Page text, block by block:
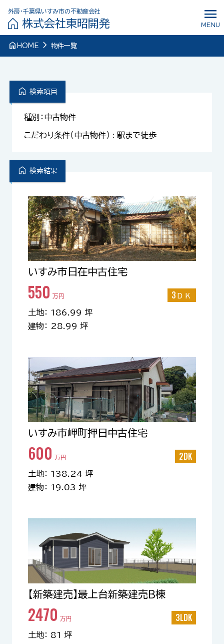
外房・千葉県いすみ市の不動産会社
株式会社東昭開発 menu
MENU
home HOME navigate_next 物件一覧
home 検索項目
種別：中古物件
こだわり条件（中古物件） : 駅まで徒歩
home 検索結果
いすみ市日在中古住宅
550 万円 3ＤＫ
土地： 186.99 坪
建物： 28.99 坪
いすみ市岬町押日中古住宅
600 万円 2DK
土地： 138.24 坪
建物： 19.03 坪
【新築建売】最上台新築建売B棟
2470 万円 3LDK
土地： 81 坪